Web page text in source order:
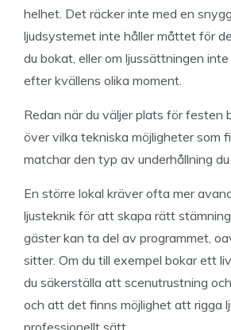
helhet. Det räcker inte med en
ljudsystemet inte håller måttet för
du bokat, eller om ljussättningen
efter kvällens olika moment.
Redan när du väljer plats för festen
över vilka tekniska möjligheter som
matchar den typ av underhållning du
En större lokal kräver ofta mer
ljusteknik för att skapa rätt
gäster kan ta del av programmet,
sitter. Om du till exempel bokar ett
du säkerställa att scenutrustning
och att det finns möjlighet att rigga
professionellt sätt.